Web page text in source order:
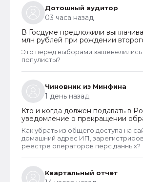
информация подлежит
размещению в реестре наряду со
сведениями. Делается это для того,
субъектов ПД имелась возможность
нарушения их прав обратиться
оператору для устранения
Дотошный аудитор
03 часа назад
В Госдуме предложили
млн рублей при рождении
Это перед выборами
популисты?
Чиновник из Минфина
1 день назад
Кто и когда должен подавать в
уведомление о прекращении
персональных данных
Как убрать из общего доступа на
домашний адрес ИП,
реестре операторов перс.данных?
Квартальный отчет